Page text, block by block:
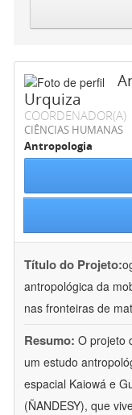
Urquiza
COORDENADOR(A)
CIÊNCIAS HUMANAS
Antropologia
Título do Projeto:
antropológica da
nas fronteiras de
Resumo: O projeto
um estudo
espacial Kaiowá e
(ÑANDESY), que